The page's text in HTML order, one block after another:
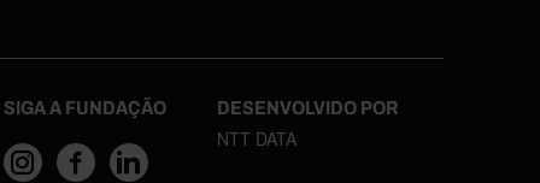
SIGA A FUNDAÇÃO DESENVOLVIDO POR
NTT DATA